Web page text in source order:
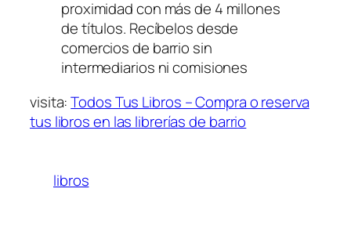
proximidad con más de 4 millones
de títulos. Recíbelos desde
comercios de barrio sin
intermediarios ni comisiones
visita:Todos Tus Libros – Compra o reserva
tus libros en las librerías de barrio
libros